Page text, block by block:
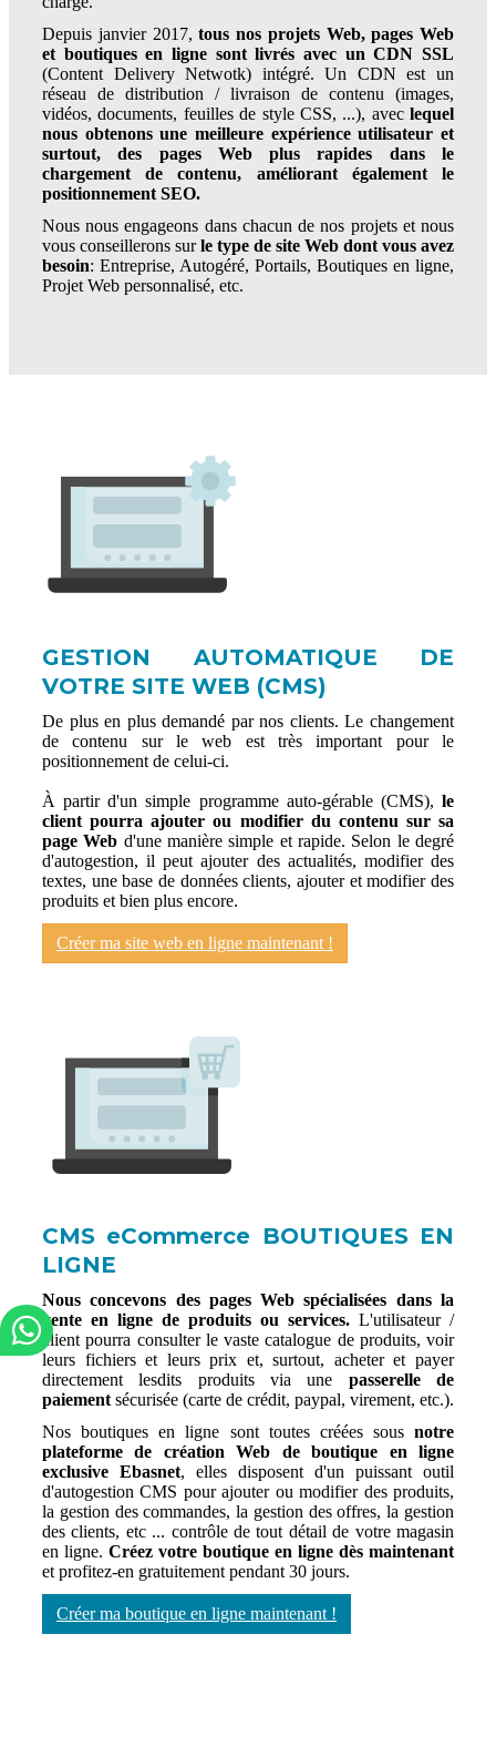
Depuis janvier 2017,tous nos projets Web, pages Web
et boutiques en ligne sont livrés avec un CDN SSL
(Content Delivery Netwotk) intégré. Un CDN est un
réseau de distribution / livraison de contenu (images,
vidéos, documents, feuilles de style CSS, ...), avec lequel
nous obtenons une meilleure expérience utilisateur et
surtout, des pages Web plus rapides dans le
chargement de contenu, améliorant également le
positionnement SEO.
Nous nous engageons dans chacun de nos projets et nous
vous conseillerons surle type de site Web dont vous avez
besoin: Entreprise, Autogéré, Portails, Boutiques en ligne,
Projet Web personnalisé, etc.
GESTION AUTOMATIQUE DE
VOTRE SITE WEB (CMS)
De plus en plus demandé par nos clients. Le changement
de contenu sur le web est très important pour le
positionnement de celui-ci.
À partir d'un simple programme auto-gérable (CMS), le
client pourra ajouter ou modifier du contenu sur sa
page Web d'une manière simple et rapide. Selon le degré
d'autogestion, il peut ajouter des actualités, modifier des
textes, une base de données clients, ajouter et modifier des
produits et bien plus encore.
Créer ma site web en ligne maintenant !
CMS eCommerce BOUTIQUES EN
LIGNE
Nous concevons des pages Web spécialisées dans la
vente en ligne de produits ou services. L'utilisateur /
client pourra consulter le vaste catalogue de produits, voir
leurs fichiers et leurs prix et, surtout, acheter et payer
directement lesdits produits via une passerelle de
paiement sécurisée (carte de crédit, paypal, virement, etc.).
Nos boutiques en ligne sont toutes créées sous notre
plateforme de création Web de boutique en ligne
exclusive Ebasnet, elles disposent d'un puissant outil
d'autogestion CMS pour ajouter ou modifier des produits,
la gestion des commandes, la gestion des offres, la gestion
des clients, etc ... contrôle de tout détail de votre magasin
en ligne. Créez votre boutique en ligne dès maintenant
et profitez-en gratuitement pendant 30 jours.
Créer ma boutique en ligne maintenant !